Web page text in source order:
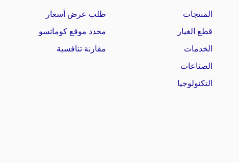
المنتجات
قطع الغيار
الخدمات
الصناعات
التكنولوجيا
طلب عرض أسعار
محدد موقع كوماتسو
مقارنة تنافسية